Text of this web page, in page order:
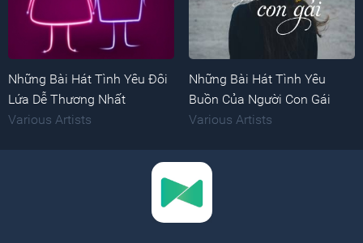
Những Bài Hát Tình Yêu Đôi
Lứa Dễ Thương Nhất
Various Artists
Những Bài Hát Tình Yêu
Buồn Của Người Con Gái
Various Artists